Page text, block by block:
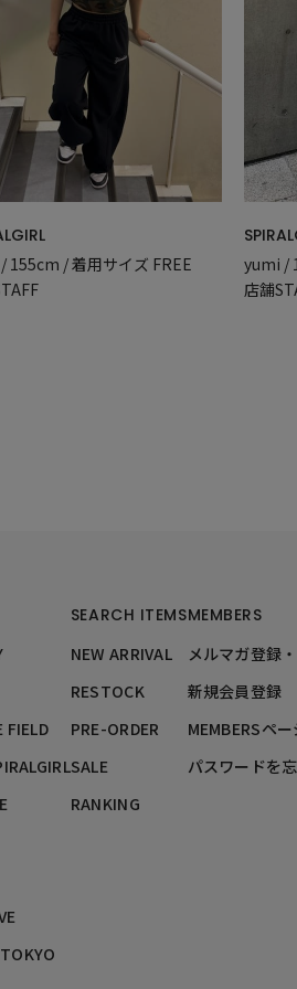
155cm / 着用サイズ FREE
yumi /
店舗
FIELD
SEARCH ITEMS
NEW ARRIVAL
RESTOCK
PRE-ORDER
SALE
RANKING
MEMBERS
メルマガ登録
新規会員登録
MEMBERSペー
パスワードを